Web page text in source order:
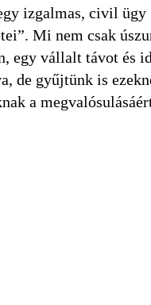
izgalmas, civil ügy
Mi nem csak
egy vállalt távot és
de gyűjtünk is
a